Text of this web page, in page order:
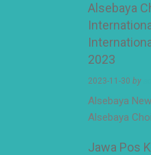
Alsebaya
2023
2023-11-30 by
Alsebaya
Alsebaya
Jawa Pos